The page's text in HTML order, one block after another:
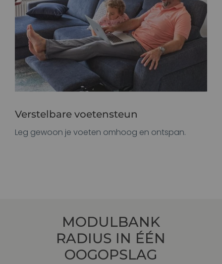
Verstelbare voetensteun
Leg gewoon je voeten omhoog en ontspan.
MODULBANK
RADIUS IN ÉÉN
OOGOPSLAG